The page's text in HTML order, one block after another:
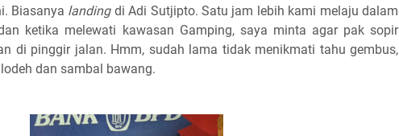
Biasanya landing di Adi Sutjipto. Satu jam lebih kami melaju dalam
ketika melewati kawasan Gamping, saya minta agar pak sopir
di pinggir jalan. Hmm, sudah lama tidak menikmati tahu gembus,
dan sambal bawang.